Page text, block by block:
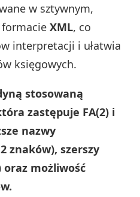
w sztywnym,
formacieXML, co
interpretacji i ułatwia
księgowych.
stosowaną
zastępuje FA(2) i
nazwy
znaków), szerszy
oraz możliwość